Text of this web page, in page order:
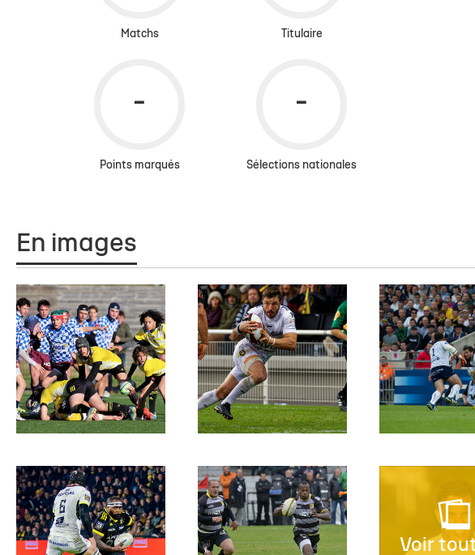
Matchs Titulaire
Points marqués Sélections nationales
En images
Voir
30.06.2026 PROS ENTREPRISES
"Extinction des feux" avec
EBAC, épisode 3